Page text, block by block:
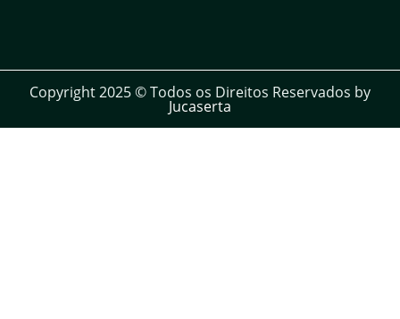
Copyright 2025 © Todos os Direitos Reservados by
Jucaserta